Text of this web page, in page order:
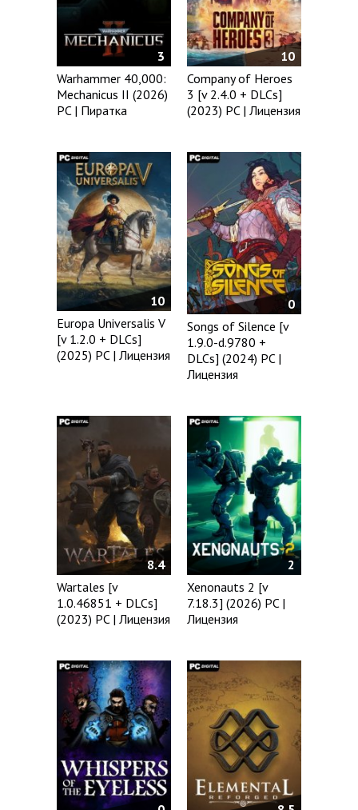
3
Warhammer 40,000:
Mechanicus II (2026)
PC | Пиратка
10
Company of Heroes
3 [v 2.4.0 + DLCs]
(2023) PC | Лицензия
10
Europa Universalis V
[v 1.2.0 + DLCs]
(2025) PC | Лицензия
0
Songs of Silence [v
1.9.0-d.9780 +
DLCs] (2024) PC |
Лицензия
8.4
Wartales [v
1.0.46851 + DLCs]
(2023) PC | Лицензия
2
Xenonauts 2 [v
7.18.3] (2026) PC |
Лицензия